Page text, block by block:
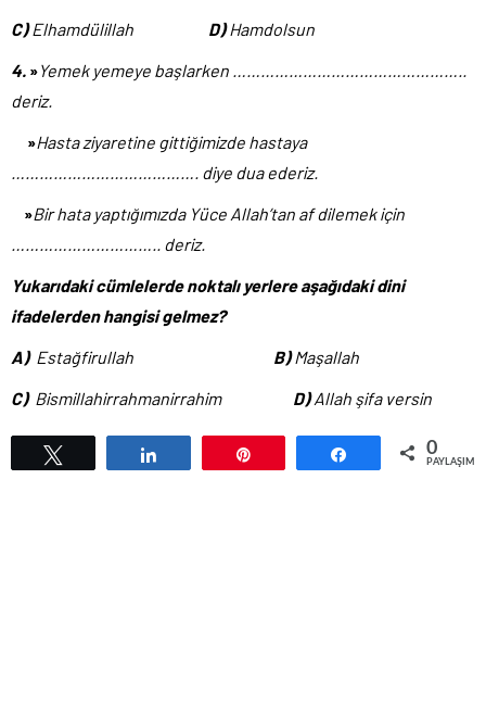
C)Elhamdülillah D)Hamdolsun
4. »Yemek yemeye başlarken …………………………………………..
deriz.
»Hasta ziyaretine gittiğimizde hastaya
…………………………………. diye dua ederiz.
»Bir hata yaptığımızda Yüce Allah’tan af dilemek için
………………………….. deriz.
Yukarıdaki cümlelerde noktalı yerlere aşağıdaki dini
ifadelerden hangisi gelmez?
A)Estağfirullah B)Maşallah
C)Bismillahirrahmanirrahim D)Allah şifa versin
Paylaş 0